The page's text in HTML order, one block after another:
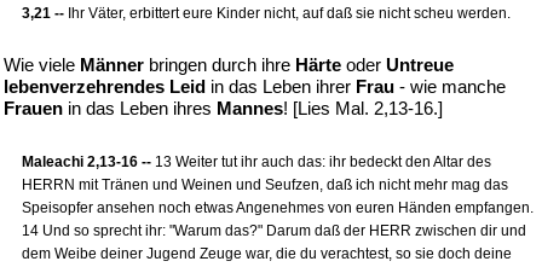
3,21 -- Ihr Väter, erbittert eure Kinder nicht, auf daß sie nicht scheu werden.
Wie viele Männer bringen durch ihre Härte oder Untreue
lebenverzehrendes Leid in das Leben ihrer Frau - wie manche
Frauen in das Leben ihres Mannes! [Lies Mal. 2,13-16.]
Maleachi 2,13-16 -- 13 Weiter tut ihr auch das: ihr bedeckt den Altar des
HERRN mit Tränen und Weinen und Seufzen, daß ich nicht mehr mag das
Speisopfer ansehen noch etwas Angenehmes von euren Händen empfangen.
14 Und so sprecht ihr: "Warum das?" Darum daß der HERR zwischen dir und
dem Weibe deiner Jugend Zeuge war, die du verachtest, so sie doch deine